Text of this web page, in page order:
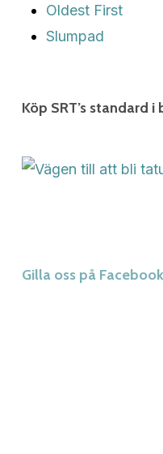
Oldest First
Slumpad
Köp SRT’s standard
Gilla oss på Facebook